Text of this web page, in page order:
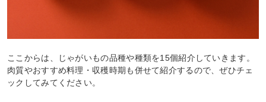
ここからは、じゃがいもの品種や種類を15個紹介していきます。
肉質やおすすめ料理・収穫時期も併せて紹介するので、ぜひチェ
ックしてみてください。